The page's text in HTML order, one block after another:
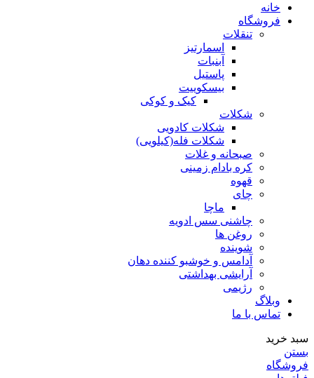
خانه
فروشگاه
تنقلات
اسمارتیز
آبنبات
پاستیل
بیسکوییت
کیک و کوکی
شکلات
شکلات کادویی
شکلات فله(کیلویی)
صبحانه و غلات
کره بادام زمینی
قهوه
چای
ماچا
چاشنی سس ادویه
روغن ها
شوینده
آدامس و خوشبو کننده دهان
آرایشی بهداشتی
رژیمی
وبلاگ
تماس با ما
سبد خرید
بستن
فروشگاه